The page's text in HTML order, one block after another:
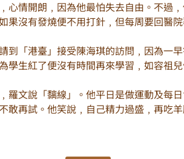
心情開朗﹐因為他最怕失去自由。不過
果沒有發燒便不用打針﹐但每周要回醫院
到「港臺」接受陳海琪的訪問﹐因為一
學生紅了便沒有時間再來學習﹐如容祖兒
羅文說「黐線」。他平日是做運動及每
敢再試。他笑說﹐自己精力過盛﹐再吃